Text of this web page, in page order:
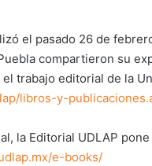
el pasado 26 de
compartieron su
trabajo editorial de la
libros-y-
la Editorial UDLAP
e-books/